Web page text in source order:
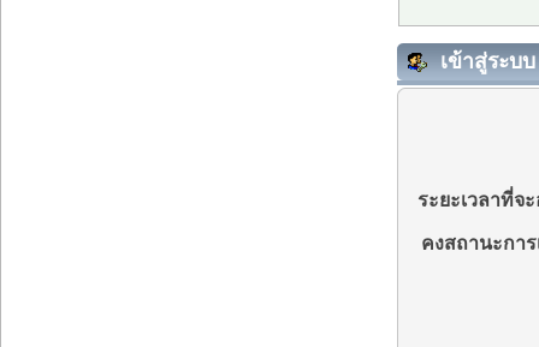
เข้าสู่ระบบ
ระยะเวลาที่จ
คงสถานะกา